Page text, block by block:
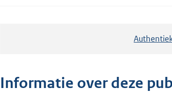
Informatie over deze